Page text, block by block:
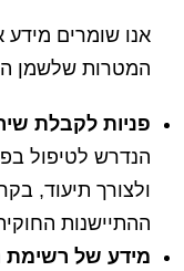
אנו שומרים מידע
המטרות שלשמן
פניות לקבלת
הנדרש לטיפול
ולצורך תיעוד,
ההתיישנות
מידע של רשימת